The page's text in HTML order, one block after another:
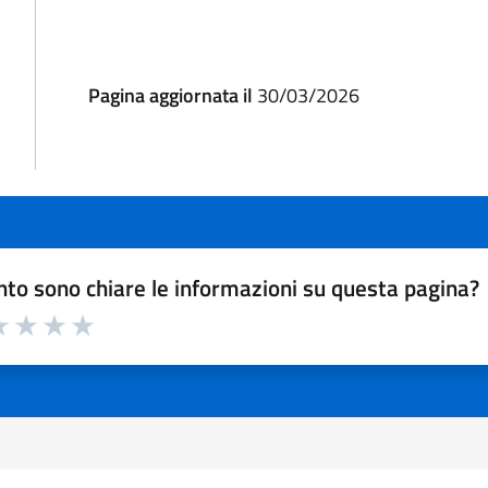
Pagina aggiornata il 30/03/2026
sono chiare le informazioni su questa pagina?
1 a 5 stelle la pagina